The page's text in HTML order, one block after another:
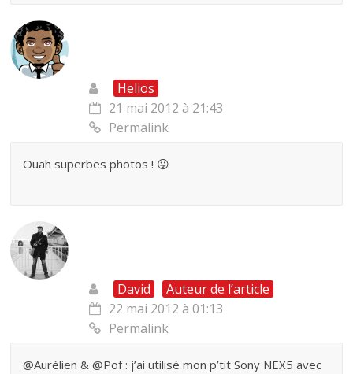
Helios
21 mai 2012 à 21:43
Permalink
Ouah superbes photos ! 😛
David
Auteur de l’article
22 mai 2012 à 01:13
Permalink
@Aurélien & @Pof : j’ai utilisé mon p’tit Sony NEX5 avec